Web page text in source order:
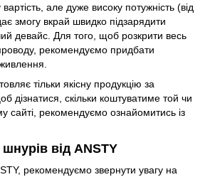
але дуже високу потужність (від
змогу вкрай швидко підзарядити
девайс. Для того, щоб розкрити весь
рекомендуємо придбати
тільки якісну продукцію за
дізнатися, скільки коштуватиме той чи
сайті, рекомендуємо ознайомитись із
від ANSTY
рекомендуємо звернути увагу на